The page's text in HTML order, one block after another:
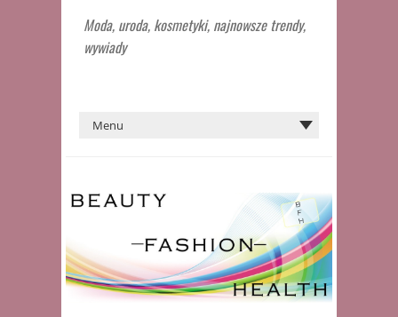
Moda, uroda, kosmetyki, najnowsze trendy,
wywiady